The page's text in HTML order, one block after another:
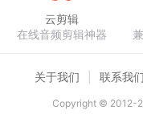
云剪辑
在线音频剪辑神器
关于我们 联系我们
Copyright © 2012-